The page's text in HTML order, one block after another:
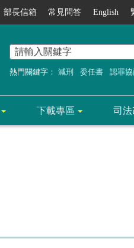
部長信箱 常見問答 English
熱門關鍵字： 減刑 委任書 認罪
下載專區 司